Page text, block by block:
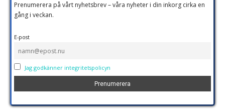
Prenumerera på vårt nyhetsbrev – våra nyheter i din inkorg cirka en
gång i veckan.
E-post
Jag godkänner integritetspolicyn